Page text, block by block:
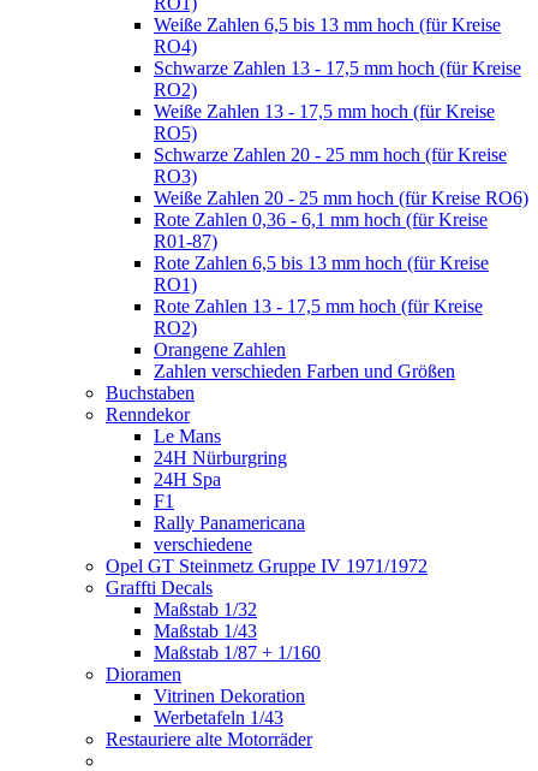
Weiße Zahlen 6,5 bis 13 mm hoch (für Kreise
RO4)
Schwarze Zahlen 13 - 17,5 mm hoch (für Kreise
RO2)
Weiße Zahlen 13 - 17,5 mm hoch (für Kreise
RO5)
Schwarze Zahlen 20 - 25 mm hoch (für Kreise
RO3)
Weiße Zahlen 20 - 25 mm hoch (für Kreise RO6)
Rote Zahlen 0,36 - 6,1 mm hoch (für Kreise
R01-87)
Rote Zahlen 6,5 bis 13 mm hoch (für Kreise
RO1)
Rote Zahlen 13 - 17,5 mm hoch (für Kreise
RO2)
Orangene Zahlen
Zahlen verschieden Farben und Größen
Buchstaben
Renndekor
Le Mans
24H Nürburgring
24H Spa
F1
Rally Panamericana
verschiedene
Opel GT Steinmetz Gruppe IV 1971/1972
Graffti Decals
Maßstab 1/32
Maßstab 1/43
Maßstab 1/87 + 1/160
Dioramen
Vitrinen Dekoration
Werbetafeln 1/43
Restauriere alte Motorräder